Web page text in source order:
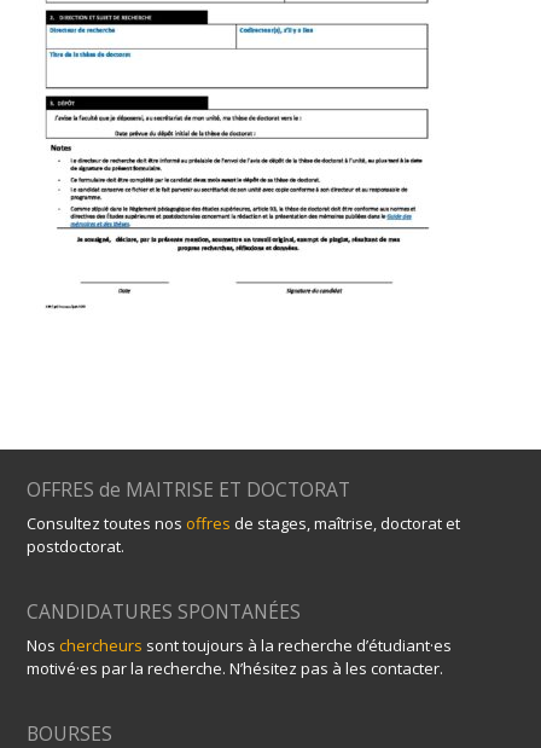
OFFRES de MAITRISE ET DOCTORAT
Consultez toutes nos offres de stages, maîtrise, doctorat et
postdoctorat.
CANDIDATURES SPONTANÉES
Noschercheurs sont toujours à la recherche d’étudiant·es
motivé·es par la recherche. N’hésitez pas à les contacter.
BOURSES